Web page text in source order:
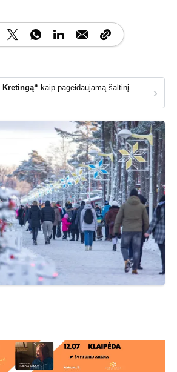
Kretingą“ kaip pageidaujamą šaltinį
›